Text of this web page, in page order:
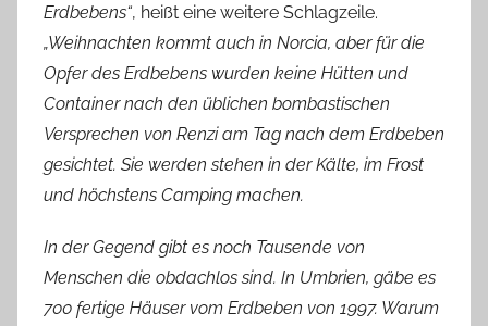
Erdbebens“, heißt eine weitere Schlagzeile.
„Weihnachten kommt auch in Norcia, aber für die
Opfer des Erdbebens wurden keine Hütten und
Container nach den üblichen bombastischen
Versprechen von Renzi am Tag nach dem Erdbeben
gesichtet. Sie werden stehen in der Kälte, im Frost
und höchstens Camping machen.
In der Gegend gibt es noch Tausende von
Menschen die obdachlos sind. In Umbrien, gäbe es
700 fertige Häuser vom Erdbeben von 1997. Warum